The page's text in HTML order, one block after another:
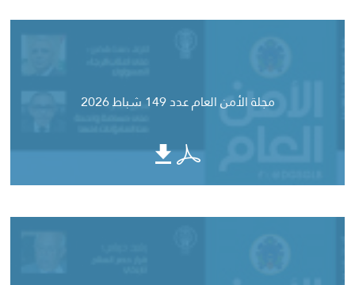
مجلة الأمن العام عدد 149 شباط 2026